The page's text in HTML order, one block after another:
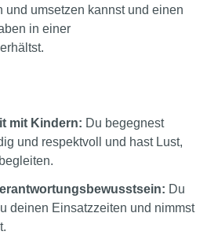
und umsetzen kannst und einen
in einer
mit Kindern: Du begegnest
und respektvoll und hast Lust,
Du
deinen Einsatzzeiten und nimmst